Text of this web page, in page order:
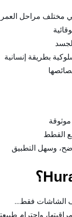
مختلف مراحل العمر
بطريقة إنسانية
القطط
وسهل التطبيق
الشاشات فقط…